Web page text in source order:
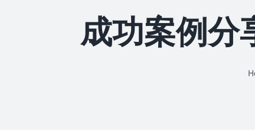
成功案例分